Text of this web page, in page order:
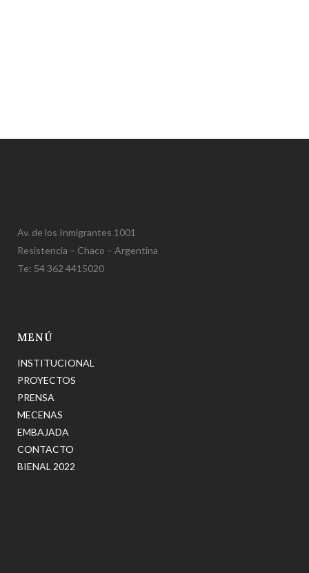
Av. de los Inmigrantes 1001
Resistencia – Chaco – Argentina
Te: 54 362 4415020
MENÚ
INSTITUCIONAL
PROYECTOS
PRENSA
MECENAS
EMBAJADA
CONTACTO
BIENAL 2022